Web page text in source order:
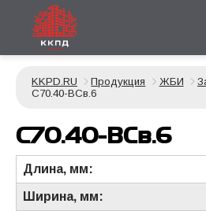
KKPD.RU Продукция ЖБИ
С70.40-ВСв.6
С70.40-ВСв.6
Длина, мм:
Ширина, мм: